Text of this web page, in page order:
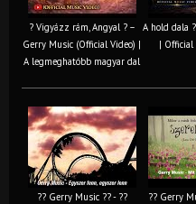
? Vigyázz rám, Angyal ? –
Gerry Music (Official Video) |
A legmeghatóbb magyar dal
A hold dala
| Official
?? Gerry Music ?? - ??
?? Gerry